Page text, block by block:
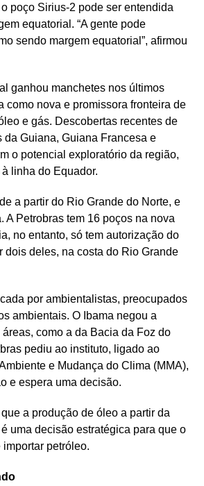
poço Sirius-2 pode ser entendida
equatorial. “A gente pode
sendo margem equatorial”, afirmou
ganhou manchetes nos últimos
como nova e promissora fronteira de
e gás. Descobertas recentes de
da Guiana, Guiana Francesa e
o potencial exploratório da região,
linha do Equador.
a partir do Rio Grande do Norte, e
A Petrobras tem 16 poços na nova
no entanto, só tem autorização do
dois deles, na costa do Rio Grande
por ambientalistas, preocupados
ambientais. O Ibama negou a
áreas, como a da Bacia da Foz do
pediu ao instituto, ligado ao
e Mudança do Clima (MMA),
e espera uma decisão.
a produção de óleo a partir da
uma decisão estratégica para que o
petróleo.